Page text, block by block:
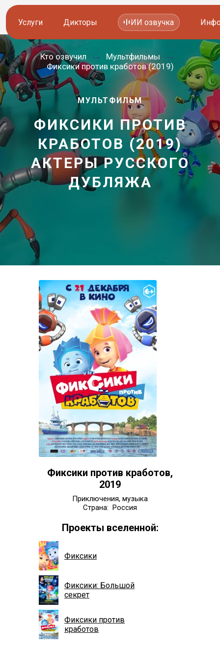
Услуги
Озвучка видео
Работа с аудио
Работа с текстом
Локализация и перевод
Другие услуги
8 800 200-45-51
Дикторы
Иностранные дикторы
Русские дикторы
Актеры озвучки
Контакты дикторов
ИИ голоса
8 800 200-45-51
ИИ озвучка
Кто озвучил
Мультфильмы
Фиксики против кработов (2019)
МУЛЬТФИЛЬМ
ФИКСИКИ ПРОТИВ
КРАБОТОВ (2019)
—
АКТЕРЫ РУССКОГО
ДУБЛЯЖА
Фиксики против кработов,
2019
Приключения, музыка
Страна: Россия
Проекты вселенной:
Фиксики
Фиксики: Большой
секрет
Фиксики против
кработов